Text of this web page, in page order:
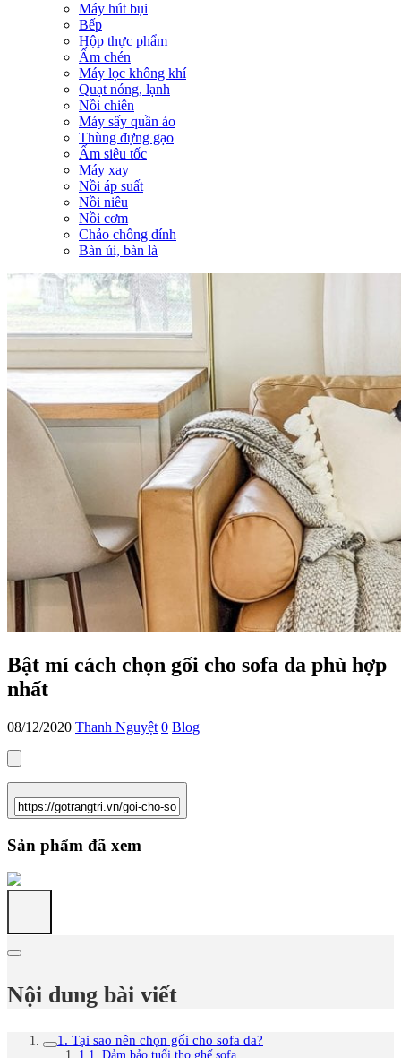
Máy hút bụi
Bếp
Hộp thực phẩm
Ấm chén
Máy lọc không khí
Quạt nóng, lạnh
Nồi chiên
Máy sấy quần áo
Thùng đựng gạo
Ấm siêu tốc
Máy xay
Nồi áp suất
Nồi niêu
Nồi cơm
Chảo chống dính
Bàn ủi, bàn là
Bật mí cách chọn gối cho sofa da phù hợp
nhất
08/12/2020 Thanh Nguyệt 0 Blog
Sản phẩm đã xem
Nội dung bài viết
1. Tại sao nên chọn gối cho sofa da?
1.1. Đảm bảo tuổi thọ ghế sofa